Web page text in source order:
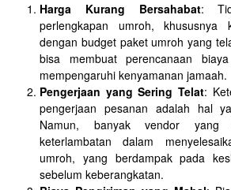
Harga Kurang Bersahabat:
perlengkapan umroh, khususnya
dengan budget paket umroh yang
bisa membuat perencanaan
mempengaruhi kenyamanan jamaah.
Pengerjaan yang Sering Telat:
pengerjaan pesanan adalah hal
Namun, banyak vendor yang
keterlambatan dalam
umroh, yang berdampak pada
sebelum keberangkatan.